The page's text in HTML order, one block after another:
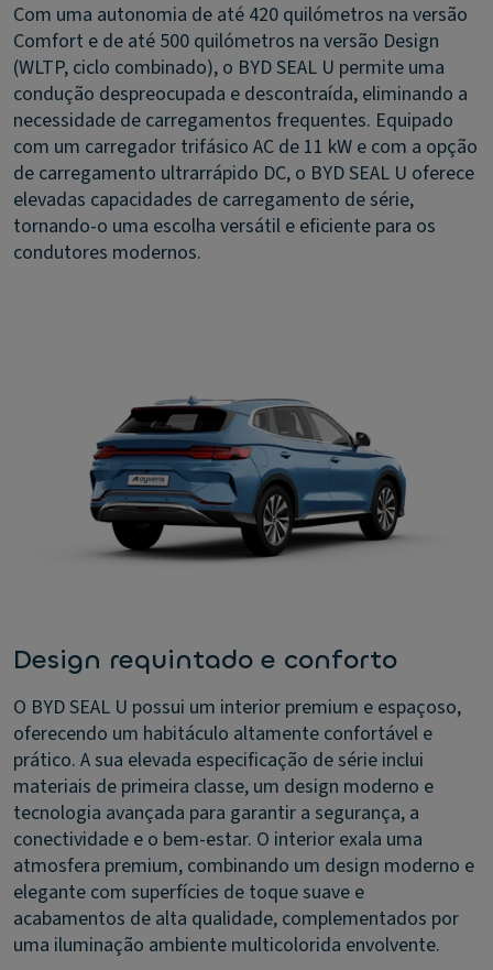
Com uma autonomia de até 420 quilómetros na versão
Comfort e de até 500 quilómetros na versão Design
(WLTP, ciclo combinado), o BYD SEAL U permite uma
condução despreocupada e descontraída, eliminando a
necessidade de carregamentos frequentes. Equipado
com um carregador trifásico AC de 11 kW e com a opção
de carregamento ultrarrápido DC, o BYD SEAL U oferece
elevadas capacidades de carregamento de série,
tornando-o uma escolha versátil e eficiente para os
condutores modernos.
Design requintado e conforto
O BYD SEAL U possui um interior premium e espaçoso,
oferecendo um habitáculo altamente confortável e
prático. A sua elevada especificação de série inclui
materiais de primeira classe, um design moderno e
tecnologia avançada para garantir a segurança, a
conectividade e o bem-estar. O interior exala uma
atmosfera premium, combinando um design moderno e
elegante com superfícies de toque suave e
acabamentos de alta qualidade, complementados por
uma iluminação ambiente multicolorida envolvente.